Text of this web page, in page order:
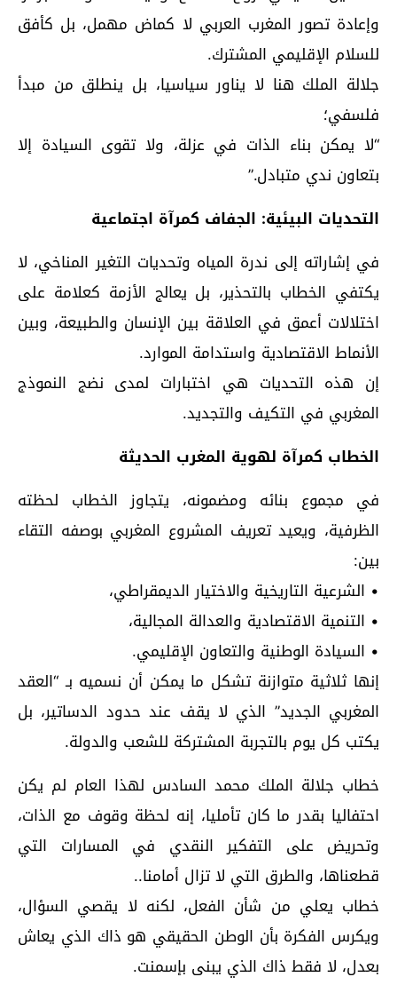
وإعادة تصور المغرب العربي لا كماض مهمل، بل كأفق
للسلام الإقليمي المشترك.
جلالة الملك هنا لا يناور سياسيا، بل ينطلق من مبدأ
فلسفي؛
“لا يمكن بناء الذات في عزلة، ولا تقوى السيادة إلا
بتعاون ندي متبادل.”
التحديات البيئية: الجفاف كمرآة اجتماعية
في إشاراته إلى ندرة المياه وتحديات التغير المناخي، لا
يكتفي الخطاب بالتحذير، بل يعالج الأزمة كعلامة على
اختلالات أعمق في العلاقة بين الإنسان والطبيعة، وبين
الأنماط الاقتصادية واستدامة الموارد.
إن هذه التحديات هي اختبارات لمدى نضج النموذج
المغربي في التكيف والتجديد.
الخطاب كمرآة لهوية المغرب الحديثة
في مجموع بنائه ومضمونه، يتجاوز الخطاب لحظته
الظرفية، ويعيد تعريف المشروع المغربي بوصفه التقاء
بين:
• الشرعية التاريخية والاختيار الديمقراطي،
• التنمية الاقتصادية والعدالة المجالية،
• السيادة الوطنية والتعاون الإقليمي.
إنها ثلاثية متوازنة تشكل ما يمكن أن نسميه بـ “العقد
المغربي الجديد” الذي لا يقف عند حدود الدساتير، بل
يكتب كل يوم بالتجربة المشتركة للشعب والدولة.
خطاب جلالة الملك محمد السادس لهذا العام لم يكن
احتفاليا بقدر ما كان تأمليا، إنه لحظة وقوف مع الذات،
وتحريض على التفكير النقدي في المسارات التي
قطعناها، والطرق التي لا تزال أمامنا..
خطاب يعلي من شأن الفعل، لكنه لا يقصي السؤال،
ويكرس الفكرة بأن الوطن الحقيقي هو ذاك الذي يعاش
بعدل، لا فقط ذاك الذي يبنى بإسمنت.